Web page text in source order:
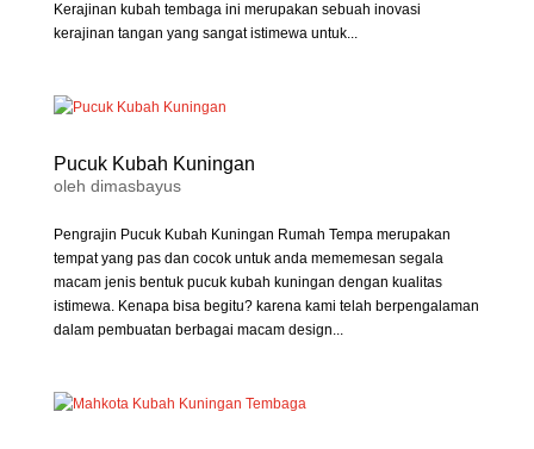
Kerajinan kubah tembaga ini merupakan sebuah inovasi
kerajinan tangan yang sangat istimewa untuk...
Pucuk Kubah Kuningan
oleh dimasbayus
Pengrajin Pucuk Kubah Kuningan Rumah Tempa merupakan
tempat yang pas dan cocok untuk anda mememesan segala
macam jenis bentuk pucuk kubah kuningan dengan kualitas
istimewa. Kenapa bisa begitu? karena kami telah berpengalaman
dalam pembuatan berbagai macam design...